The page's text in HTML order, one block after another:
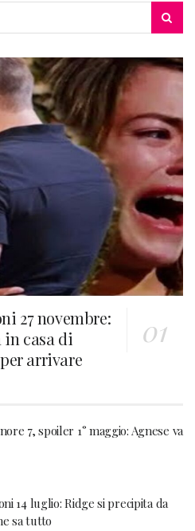
27 novembre:
in casa di
arrivare
7, spoiler 1° maggio: Agnese va
14 luglio: Ridge si precipita da
sa tutto